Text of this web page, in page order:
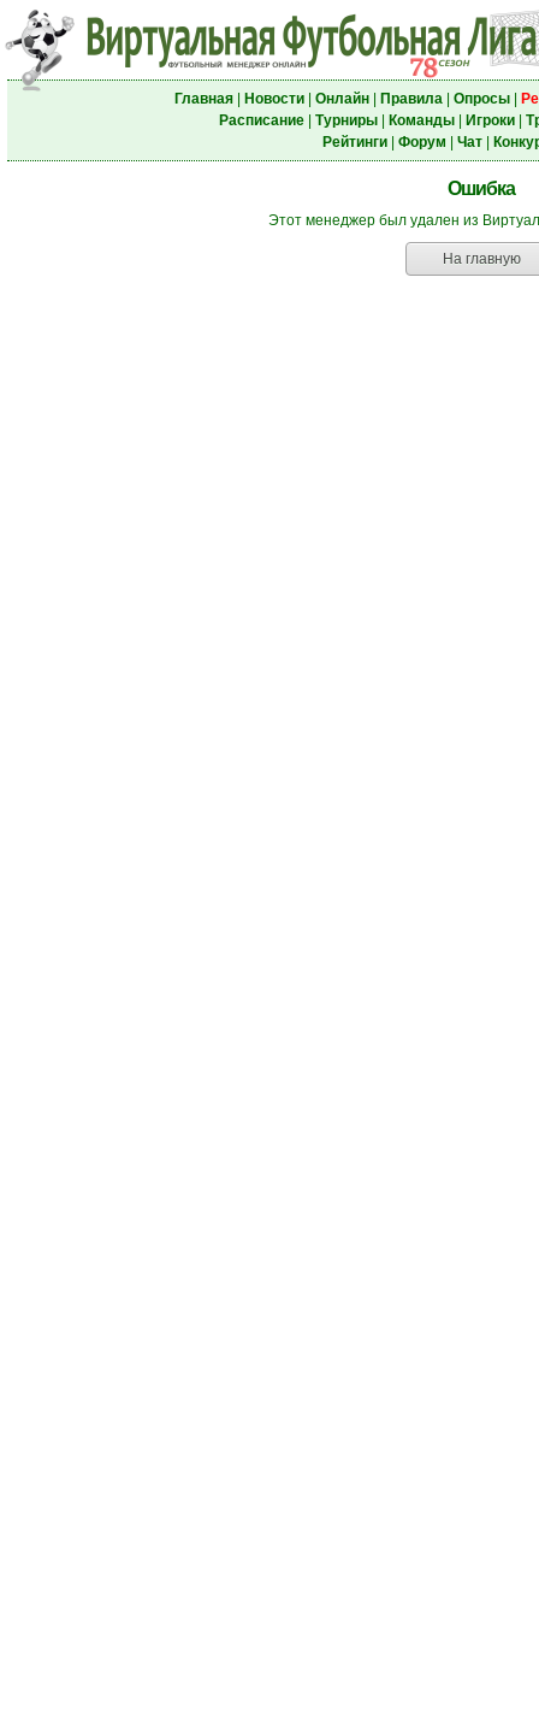
Главная| Новости| Онлайн| Правила| Опросы|
Расписание| Турниры| Команды| Игроки|
Рейтинги| Форум Чат|
Ошибка
Этот менеджер был удален из
На главную